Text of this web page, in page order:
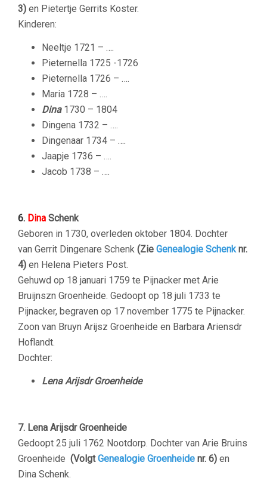
3) en Pietertje Gerrits Koster.
Kinderen:
Neeltje 1721 – ….
Pieternella 1725 -1726
Pieternella 1726 – ….
Maria 1728 – ….
Dina1730 – 1804
Dingena 1732 – ….
Dingenaar 1734 – ….
Jaapje 1736 – ….
Jacob 1738 – ….
6. Dina Schenk
Geboren in 1730, overleden oktober 1804. Dochter
van Gerrit Dingenare Schenk (Zie Genealogie Schenknr.
4) en Helena Pieters Post.
Gehuwd op 18 januari 1759 te Pijnacker met Arie
Bruijnszn Groenheide. Gedoopt op 18 juli 1733 te
Pijnacker, begraven op 17 november 1775 te Pijnacker.
Zoon van Bruyn Arijsz Groenheide en Barbara Ariensdr
Hoflandt.
Dochter:
Lena Arijsdr Groenheide
7. Lena Arijsdr Groenheide
Gedoopt 25 juli 1762 Nootdorp. Dochter van Arie Bruins
Groenheide (VolgtGenealogie Groenheide nr. 6) en
Dina Schenk.